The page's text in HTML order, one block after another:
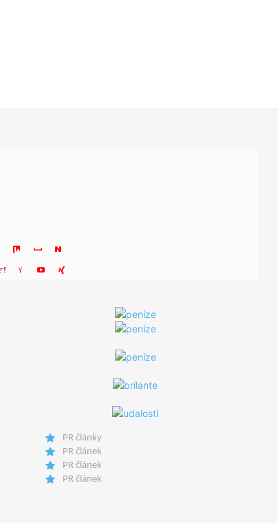
PR články
PR článek
PR článek
PR článek